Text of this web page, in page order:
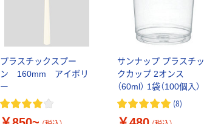
プラスチックスプー
ン 160mm アイボリ
ー
サンナップ プラスチッ
クカップ 2オンス
（60ml） 1袋（100個入）
(8)